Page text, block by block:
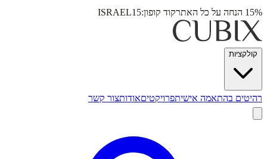
15% הנחה על כל האתר קוד קופון:ISRAEL15
קולקציות
רהיטים בהתאמה אישיתפרויקטיםאודותצור קשר